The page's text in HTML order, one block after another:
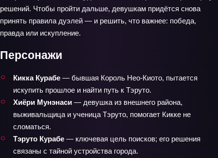
решений. Чтобы пройти дальше, девушкам придётся снова
принять правила дуэлей — и решить, что важнее: победа,
правда или искупление.
Персонажи
Кикка Курабе — бывшая Король Нео‑Киото, пытается
искупить прошлое и найти путь к Тэруто.
Хиёри Мунэнаси — девушка из внешнего района,
выживальщица и ученица Тэруто, помогает Кикке не
сломаться.
Тэруто Курабе — ключевая цель поисков; его решения
связаны с тайной устройства города.